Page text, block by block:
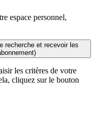
espace personnel,
recherche et recevoir les
les critères de votre
cliquez sur le bouton